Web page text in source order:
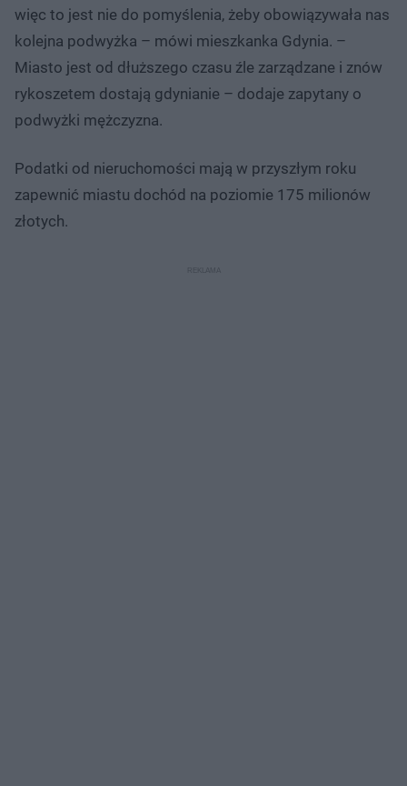
więc to jest nie do pomyślenia, żeby obowiązywała nas
kolejna podwyżka – mówi mieszkanka Gdynia. –
Miasto jest od dłuższego czasu źle zarządzane i znów
rykoszetem dostają gdynianie – dodaje zapytany o
podwyżki mężczyzna.
Podatki od nieruchomości mają w przyszłym roku
zapewnić miastu dochód na poziomie 175 milionów
złotych.